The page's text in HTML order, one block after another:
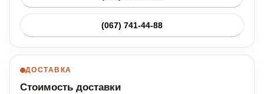
(067) 741-44-88
ДОСТАВКА
Стоимость доставки